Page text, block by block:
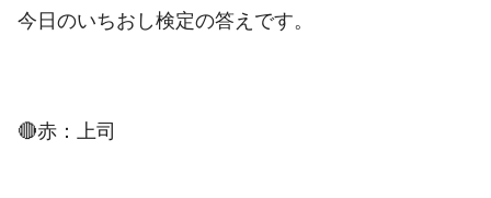
今日のいちおし検定の答えです。
🔴赤：上司